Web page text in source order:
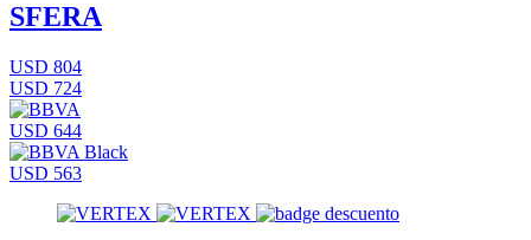
SFERA
USD 804
USD 724
USD 644
USD 563